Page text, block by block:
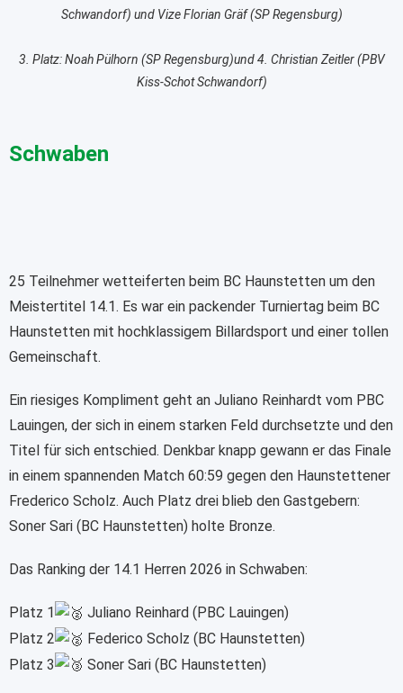
Schwandorf) und Vize Florian Gräf (SP Regensburg)
3. Platz: Noah Pülhorn (SP Regensburg)und 4. Christian Zeitler (PBV
Kiss-Schot Schwandorf)
Schwaben
25 Teilnehmer wetteiferten beim BC Haunstetten um den
Meistertitel 14.1. Es war ein packender Turniertag beim BC
Haunstetten mit hochklassigem Billardsport und einer tollen
Gemeinschaft.
Ein riesiges Kompliment geht an Juliano Reinhardt vom PBC
Lauingen, der sich in einem starken Feld durchsetzte und den
Titel für sich entschied. Denkbar knapp gewann er das Finale
in einem spannenden Match 60:59 gegen den Haunstettener
Frederico Scholz. Auch Platz drei blieb den Gastgebern:
Soner Sari (BC Haunstetten) holte Bronze.
Das Ranking der 14.1 Herren 2026 in Schwaben:
Platz 1
Juliano Reinhard (PBC Lauingen)
Platz 2
Federico Scholz (BC Haunstetten)
Platz 3
Soner Sari (BC Haunstetten)